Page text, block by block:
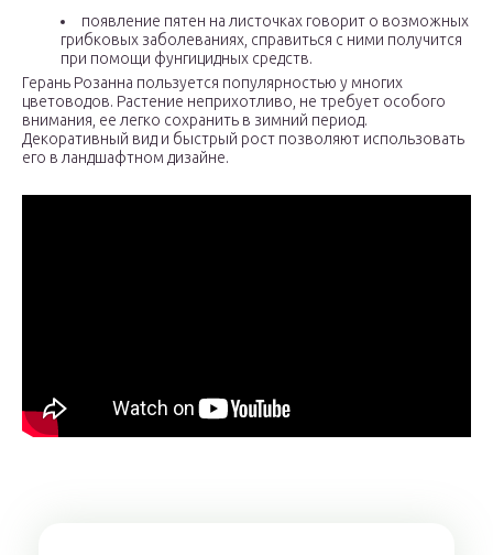
появление пятен на листочках говорит о возможных
грибковых заболеваниях, справиться с ними получится
при помощи фунгицидных средств.
Герань Розанна пользуется популярностью у многих
цветоводов. Растение неприхотливо, не требует особого
внимания, ее легко сохранить в зимний период.
Декоративный вид и быстрый рост позволяют использовать
его в ландшафтном дизайне.